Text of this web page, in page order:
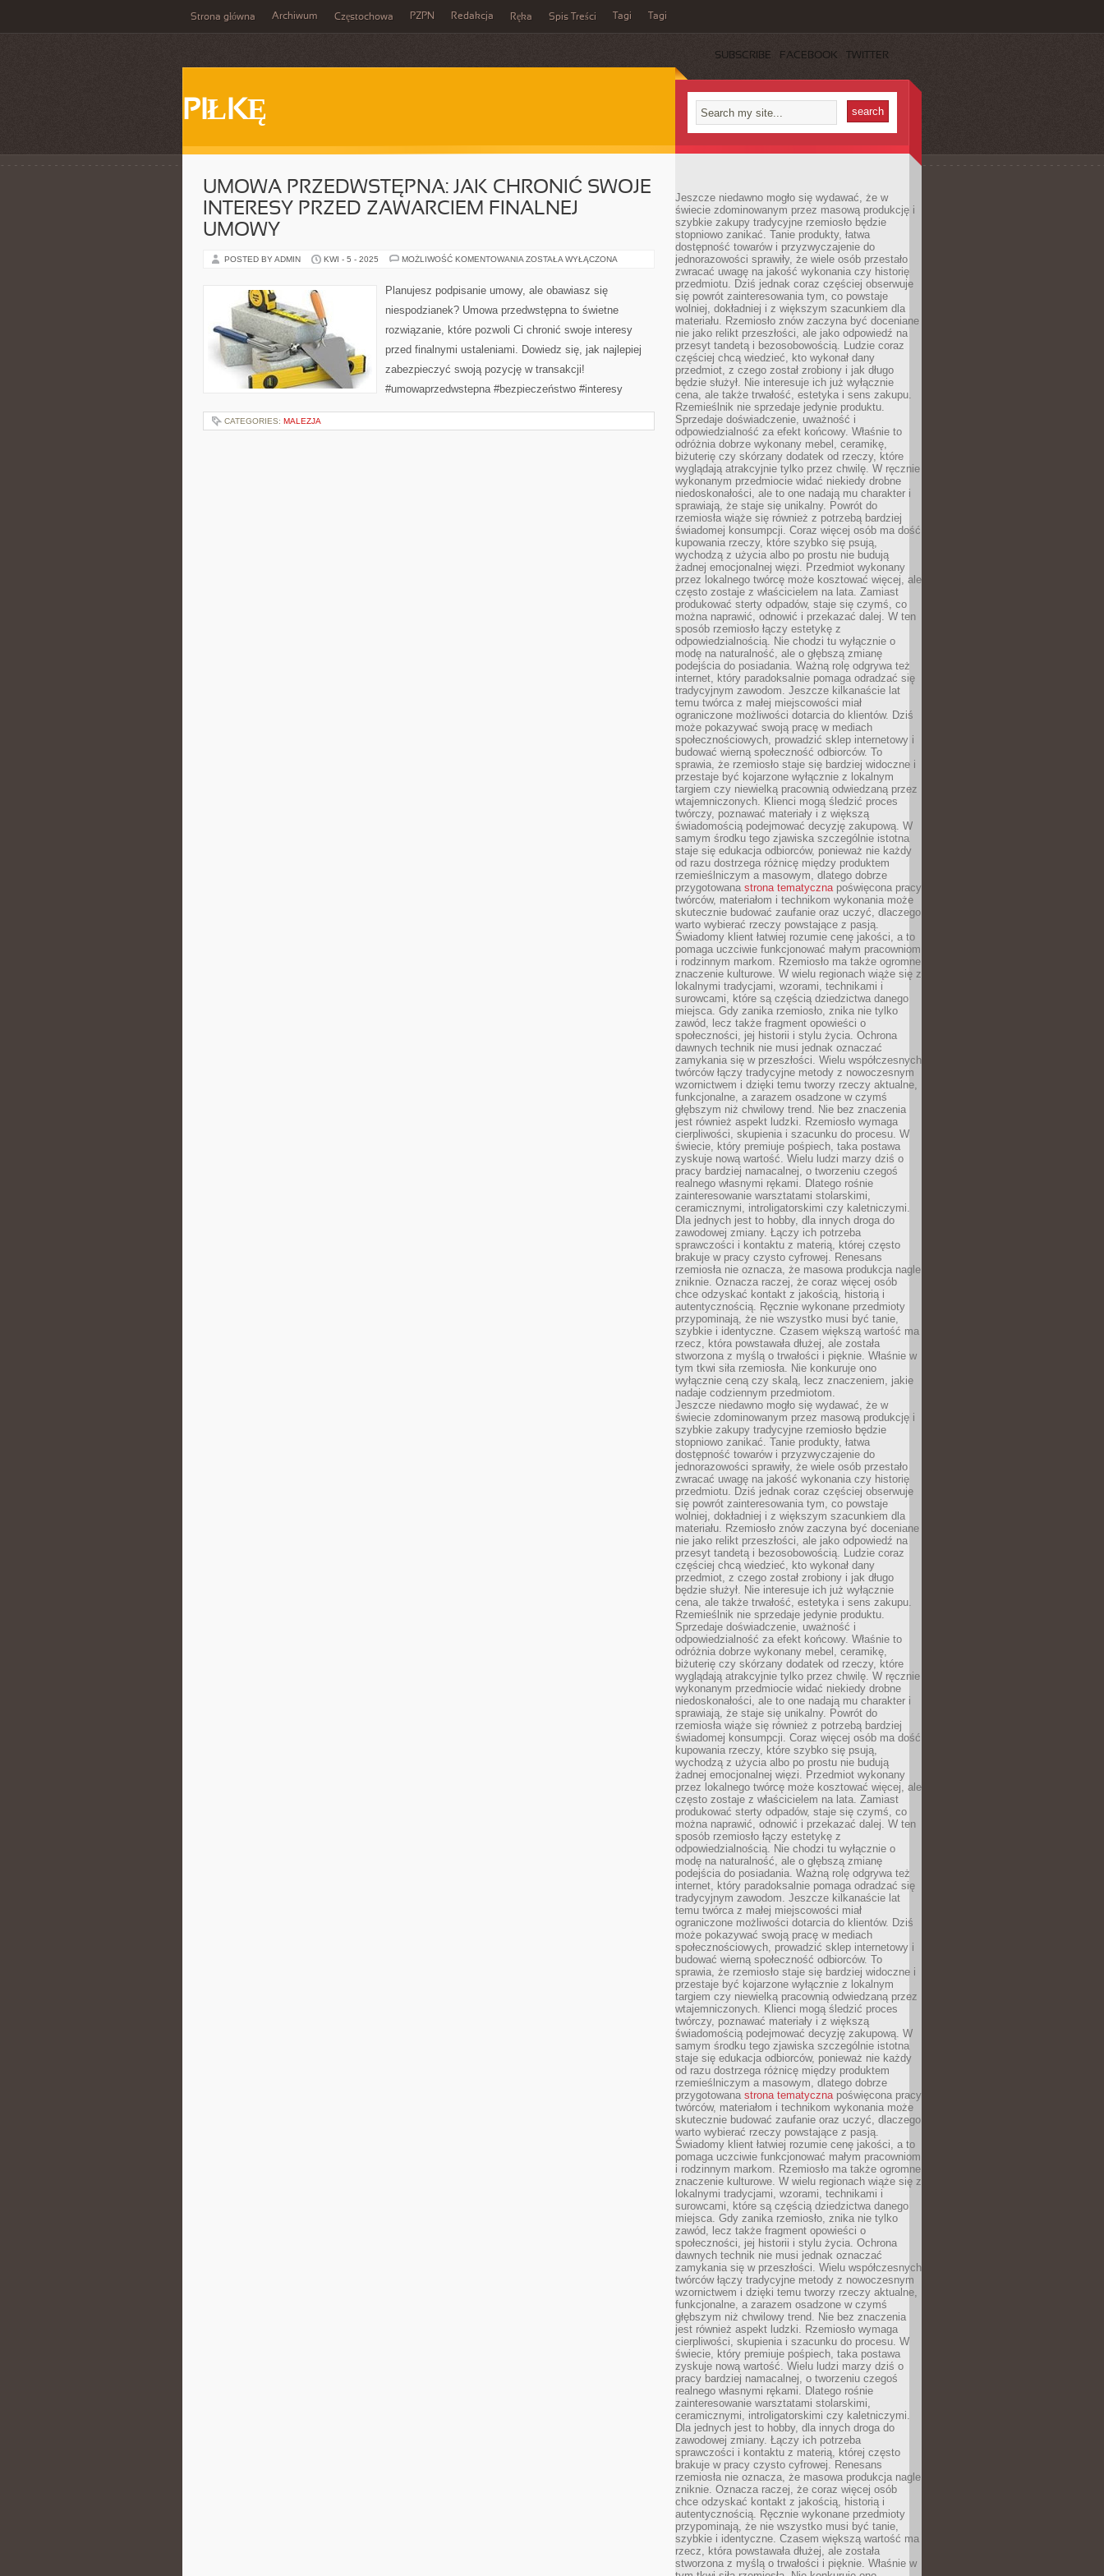
Strona główna Archiwum Częstochowa PZPN Redakcja Ręka Spis Treści Tagi Tagi
SUBSCRIBE FACEBOOK TWITTER
PIŁKĘ
UMOWA PRZEDWSTĘPNA: JAK CHRONIĆ SWOJE
INTERESY PRZED ZAWARCIEM FINALNEJ
UMOWY
POSTED BY ADMIN KWI - 5 - 2025 MOŻLIWOŚĆ KOMENTOWANIA UMOWA
CHRONIĆ
SWOJE
PRZED
FINALNEJ
ZOSTAŁA WYŁĄCZONA
Planujesz podpisanie umowy, ale obawiasz się
niespodzianek? Umowa przedwstępna to świetne
rozwiązanie, które pozwoli Ci chronić swoje interesy
przed finalnymi ustaleniami. Dowiedz się, jak najlepiej
zabezpieczyć swoją pozycję w transakcji!
#umowaprzedwstepna #bezpieczeństwo #interesy
CATEGORIES: MALEZJA
Jeszcze niedawno mogło się wydawać, że w
świecie zdominowanym przez masową produkcję i
szybkie zakupy tradycyjne rzemiosło będzie
stopniowo zanikać. Tanie produkty, łatwa
dostępność towarów i przyzwyczajenie do
jednorazowości sprawiły, że wiele osób przestało
zwracać uwagę na jakość wykonania czy historię
przedmiotu. Dziś jednak coraz częściej obserwuje
się powrót zainteresowania tym, co powstaje
wolniej, dokładniej i z większym szacunkiem dla
materiału. Rzemiosło znów zaczyna być doceniane
nie jako relikt przeszłości, ale jako odpowiedź na
przesyt tandetą i bezosobowością. Ludzie coraz
częściej chcą wiedzieć, kto wykonał dany
przedmiot, z czego został zrobiony i jak długo
będzie służył. Nie interesuje ich już wyłącznie
cena, ale także trwałość, estetyka i sens zakupu.
Rzemieślnik nie sprzedaje jedynie produktu.
Sprzedaje doświadczenie, uważność i
odpowiedzialność za efekt końcowy. Właśnie to
odróżnia dobrze wykonany mebel, ceramikę,
biżuterię czy skórzany dodatek od rzeczy, które
wyglądają atrakcyjnie tylko przez chwilę. W ręcznie
wykonanym przedmiocie widać niekiedy drobne
niedoskonałości, ale to one nadają mu charakter i
sprawiają, że staje się unikalny. Powrót do
rzemiosła wiąże się również z potrzebą bardziej
świadomej konsumpcji. Coraz więcej osób ma dość
kupowania rzeczy, które szybko się psują,
wychodzą z użycia albo po prostu nie budują
żadnej emocjonalnej więzi. Przedmiot wykonany
przez lokalnego twórcę może kosztować więcej, ale
często zostaje z właścicielem na lata. Zamiast
produkować sterty odpadów, staje się czymś, co
można naprawić, odnowić i przekazać dalej. W ten
sposób rzemiosło łączy estetykę z
odpowiedzialnością. Nie chodzi tu wyłącznie o
modę na naturalność, ale o głębszą zmianę
podejścia do posiadania. Ważną rolę odgrywa też
internet, który paradoksalnie pomaga odradzać się
tradycyjnym zawodom. Jeszcze kilkanaście lat
temu twórca z małej miejscowości miał
ograniczone możliwości dotarcia do klientów. Dziś
może pokazywać swoją pracę w mediach
społecznościowych, prowadzić sklep internetowy i
budować wierną społeczność odbiorców. To
sprawia, że rzemiosło staje się bardziej widoczne i
przestaje być kojarzone wyłącznie z lokalnym
targiem czy niewielką pracownią odwiedzaną przez
wtajemniczonych. Klienci mogą śledzić proces
twórczy, poznawać materiały i z większą
świadomością podejmować decyzję zakupową. W
samym środku tego zjawiska szczególnie istotna
staje się edukacja odbiorców, ponieważ nie każdy
od razu dostrzega różnicę między produktem
rzemieślniczym a masowym, dlatego dobrze
przygotowana strona tematycznapoświęcona pracy
twórców, materiałom i technikom wykonania może
skutecznie budować zaufanie oraz uczyć, dlaczego
warto wybierać rzeczy powstające z pasją.
Świadomy klient łatwiej rozumie cenę jakości, a to
pomaga uczciwie funkcjonować małym pracowniom
i rodzinnym markom. Rzemiosło ma także ogromne
znaczenie kulturowe. W wielu regionach wiąże się z
lokalnymi tradycjami, wzorami, technikami i
surowcami, które są częścią dziedzictwa danego
miejsca. Gdy zanika rzemiosło, znika nie tylko
zawód, lecz także fragment opowieści o
społeczności, jej historii i stylu życia. Ochrona
dawnych technik nie musi jednak oznaczać
zamykania się w przeszłości. Wielu współczesnych
twórców łączy tradycyjne metody z nowoczesnym
wzornictwem i dzięki temu tworzy rzeczy aktualne,
funkcjonalne, a zarazem osadzone w czymś
głębszym niż chwilowy trend. Nie bez znaczenia
jest również aspekt ludzki. Rzemiosło wymaga
cierpliwości, skupienia i szacunku do procesu. W
świecie, który premiuje pośpiech, taka postawa
zyskuje nową wartość. Wielu ludzi marzy dziś o
pracy bardziej namacalnej, o tworzeniu czegoś
realnego własnymi rękami. Dlatego rośnie
zainteresowanie warsztatami stolarskimi,
ceramicznymi, introligatorskimi czy kaletniczymi.
Dla jednych jest to hobby, dla innych droga do
zawodowej zmiany. Łączy ich potrzeba
sprawczości i kontaktu z materią, której często
brakuje w pracy czysto cyfrowej. Renesans
rzemiosła nie oznacza, że masowa produkcja nagle
zniknie. Oznacza raczej, że coraz więcej osób
chce odzyskać kontakt z jakością, historią i
autentycznością. Ręcznie wykonane przedmioty
przypominają, że nie wszystko musi być tanie,
szybkie i identyczne. Czasem większą wartość ma
rzecz, która powstawała dłużej, ale została
stworzona z myślą o trwałości i pięknie. Właśnie w
tym tkwi siła rzemiosła. Nie konkuruje ono
wyłącznie ceną czy skalą, lecz znaczeniem, jakie
nadaje codziennym przedmiotom.
Jeszcze niedawno mogło się wydawać, że w
świecie zdominowanym przez masową produkcję i
szybkie zakupy tradycyjne rzemiosło będzie
stopniowo zanikać. Tanie produkty, łatwa
dostępność towarów i przyzwyczajenie do
jednorazowości sprawiły, że wiele osób przestało
zwracać uwagę na jakość wykonania czy historię
przedmiotu. Dziś jednak coraz częściej obserwuje
się powrót zainteresowania tym, co powstaje
wolniej, dokładniej i z większym szacunkiem dla
materiału. Rzemiosło znów zaczyna być doceniane
nie jako relikt przeszłości, ale jako odpowiedź na
przesyt tandetą i bezosobowością. Ludzie coraz
częściej chcą wiedzieć, kto wykonał dany
przedmiot, z czego został zrobiony i jak długo
będzie służył. Nie interesuje ich już wyłącznie
cena, ale także trwałość, estetyka i sens zakupu.
Rzemieślnik nie sprzedaje jedynie produktu.
Sprzedaje doświadczenie, uważność i
odpowiedzialność za efekt końcowy. Właśnie to
odróżnia dobrze wykonany mebel, ceramikę,
biżuterię czy skórzany dodatek od rzeczy, które
wyglądają atrakcyjnie tylko przez chwilę. W ręcznie
wykonanym przedmiocie widać niekiedy drobne
niedoskonałości, ale to one nadają mu charakter i
sprawiają, że staje się unikalny. Powrót do
rzemiosła wiąże się również z potrzebą bardziej
świadomej konsumpcji. Coraz więcej osób ma dość
kupowania rzeczy, które szybko się psują,
wychodzą z użycia albo po prostu nie budują
żadnej emocjonalnej więzi. Przedmiot wykonany
przez lokalnego twórcę może kosztować więcej, ale
często zostaje z właścicielem na lata. Zamiast
produkować sterty odpadów, staje się czymś, co
można naprawić, odnowić i przekazać dalej. W ten
sposób rzemiosło łączy estetykę z
odpowiedzialnością. Nie chodzi tu wyłącznie o
modę na naturalność, ale o głębszą zmianę
podejścia do posiadania. Ważną rolę odgrywa też
internet, który paradoksalnie pomaga odradzać się
tradycyjnym zawodom. Jeszcze kilkanaście lat
temu twórca z małej miejscowości miał
ograniczone możliwości dotarcia do klientów. Dziś
może pokazywać swoją pracę w mediach
społecznościowych, prowadzić sklep internetowy i
budować wierną społeczność odbiorców. To
sprawia, że rzemiosło staje się bardziej widoczne i
przestaje być kojarzone wyłącznie z lokalnym
targiem czy niewielką pracownią odwiedzaną przez
wtajemniczonych. Klienci mogą śledzić proces
twórczy, poznawać materiały i z większą
świadomością podejmować decyzję zakupową. W
samym środku tego zjawiska szczególnie istotna
staje się edukacja odbiorców, ponieważ nie każdy
od razu dostrzega różnicę między produktem
rzemieślniczym a masowym, dlatego dobrze
przygotowana strona tematycznapoświęcona pracy
twórców, materiałom i technikom wykonania może
skutecznie budować zaufanie oraz uczyć, dlaczego
warto wybierać rzeczy powstające z pasją.
Świadomy klient łatwiej rozumie cenę jakości, a to
pomaga uczciwie funkcjonować małym pracowniom
i rodzinnym markom. Rzemiosło ma także ogromne
znaczenie kulturowe. W wielu regionach wiąże się z
lokalnymi tradycjami, wzorami, technikami i
surowcami, które są częścią dziedzictwa danego
miejsca. Gdy zanika rzemiosło, znika nie tylko
zawód, lecz także fragment opowieści o
społeczności, jej historii i stylu życia. Ochrona
dawnych technik nie musi jednak oznaczać
zamykania się w przeszłości. Wielu współczesnych
twórców łączy tradycyjne metody z nowoczesnym
wzornictwem i dzięki temu tworzy rzeczy aktualne,
funkcjonalne, a zarazem osadzone w czymś
głębszym niż chwilowy trend. Nie bez znaczenia
jest również aspekt ludzki. Rzemiosło wymaga
cierpliwości, skupienia i szacunku do procesu. W
świecie, który premiuje pośpiech, taka postawa
zyskuje nową wartość. Wielu ludzi marzy dziś o
pracy bardziej namacalnej, o tworzeniu czegoś
realnego własnymi rękami. Dlatego rośnie
zainteresowanie warsztatami stolarskimi,
ceramicznymi, introligatorskimi czy kaletniczymi.
Dla jednych jest to hobby, dla innych droga do
zawodowej zmiany. Łączy ich potrzeba
sprawczości i kontaktu z materią, której często
brakuje w pracy czysto cyfrowej. Renesans
rzemiosła nie oznacza, że masowa produkcja nagle
zniknie. Oznacza raczej, że coraz więcej osób
chce odzyskać kontakt z jakością, historią i
autentycznością. Ręcznie wykonane przedmioty
przypominają, że nie wszystko musi być tanie,
szybkie i identyczne. Czasem większą wartość ma
rzecz, która powstawała dłużej, ale została
stworzona z myślą o trwałości i pięknie. Właśnie w